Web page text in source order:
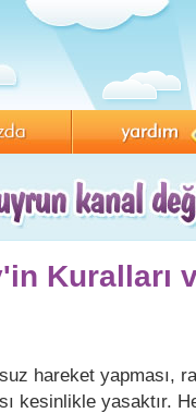
Kuralları
hareket yapması,
kesinlikle yasaktır.